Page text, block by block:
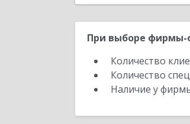
При выборе фирмы-
Количество
Количество
Наличие у